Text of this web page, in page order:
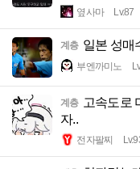
옆사마 Lv.87
계층 일본 성매
부엔까미노
계층 고속도로
자..
전자팔찌